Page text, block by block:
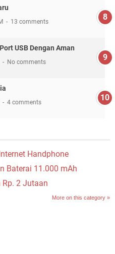
13 comments
USB Dengan Aman
No comments
4 comments
Handphone
Baterai 11.000 mAh
Rp. 2 Jutaan
More on this category »